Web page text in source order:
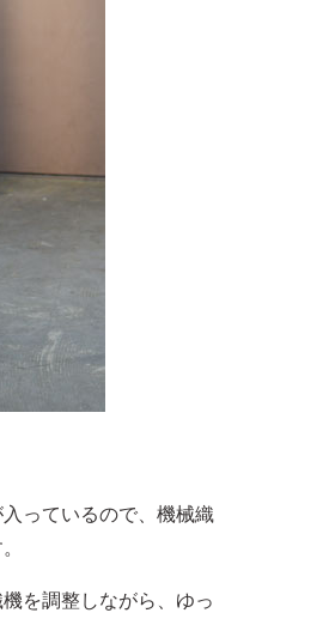
っているので、機械織
を調整しながら、ゆっ